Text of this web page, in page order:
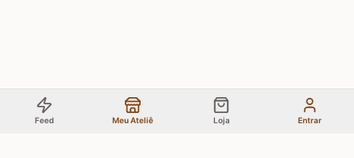
Feed Meu Ateliê Loja Entrar